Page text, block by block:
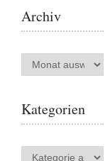
Archiv
Archiv
Kategorien
Kategorien